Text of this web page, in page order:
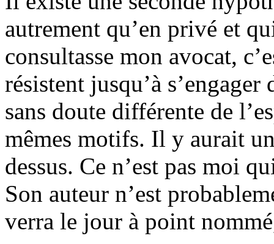
autrement qu’en privé et
consultasse mon avocat,
résistent jusqu’à
sans doute différente de
mêmes motifs. Il y aurait
dessus. Ce n’est pas moi
Son auteur n’est
verra le jour à point